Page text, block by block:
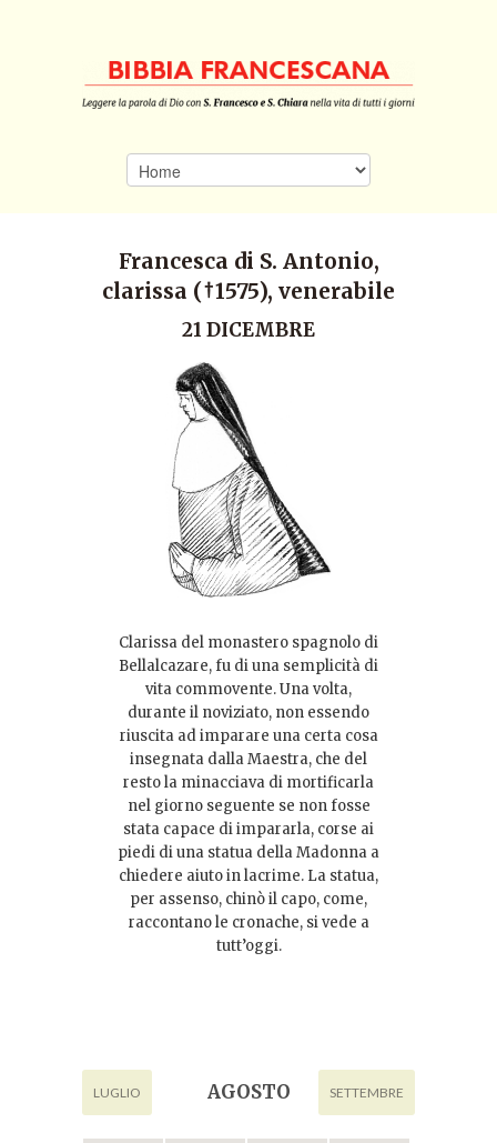
Francesca di S. Antonio,
clarissa (†1575), venerabile
21 DICEMBRE
Clarissa del monastero spagnolo di
Bellalcazare, fu di una semplicità di
vita commovente. Una volta,
durante il noviziato, non essendo
riuscita ad imparare una certa cosa
insegnata dalla Maestra, che del
resto la minacciava di mortificarla
nel giorno seguente se non fosse
stata capace di impararla, corse ai
piedi di una statua della Madonna a
chiedere aiuto in lacrime. La statua,
per assenso, chinò il capo, come,
raccontano le cronache, si vede a
tutt’oggi.
AGOSTO
LUGLIO SETTEMBRE